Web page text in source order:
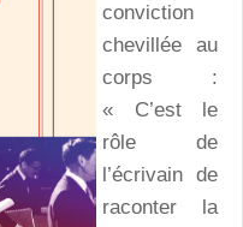
conviction
chevillée au
corps :
« C’est le
rôle de
l’écrivain de
raconter la